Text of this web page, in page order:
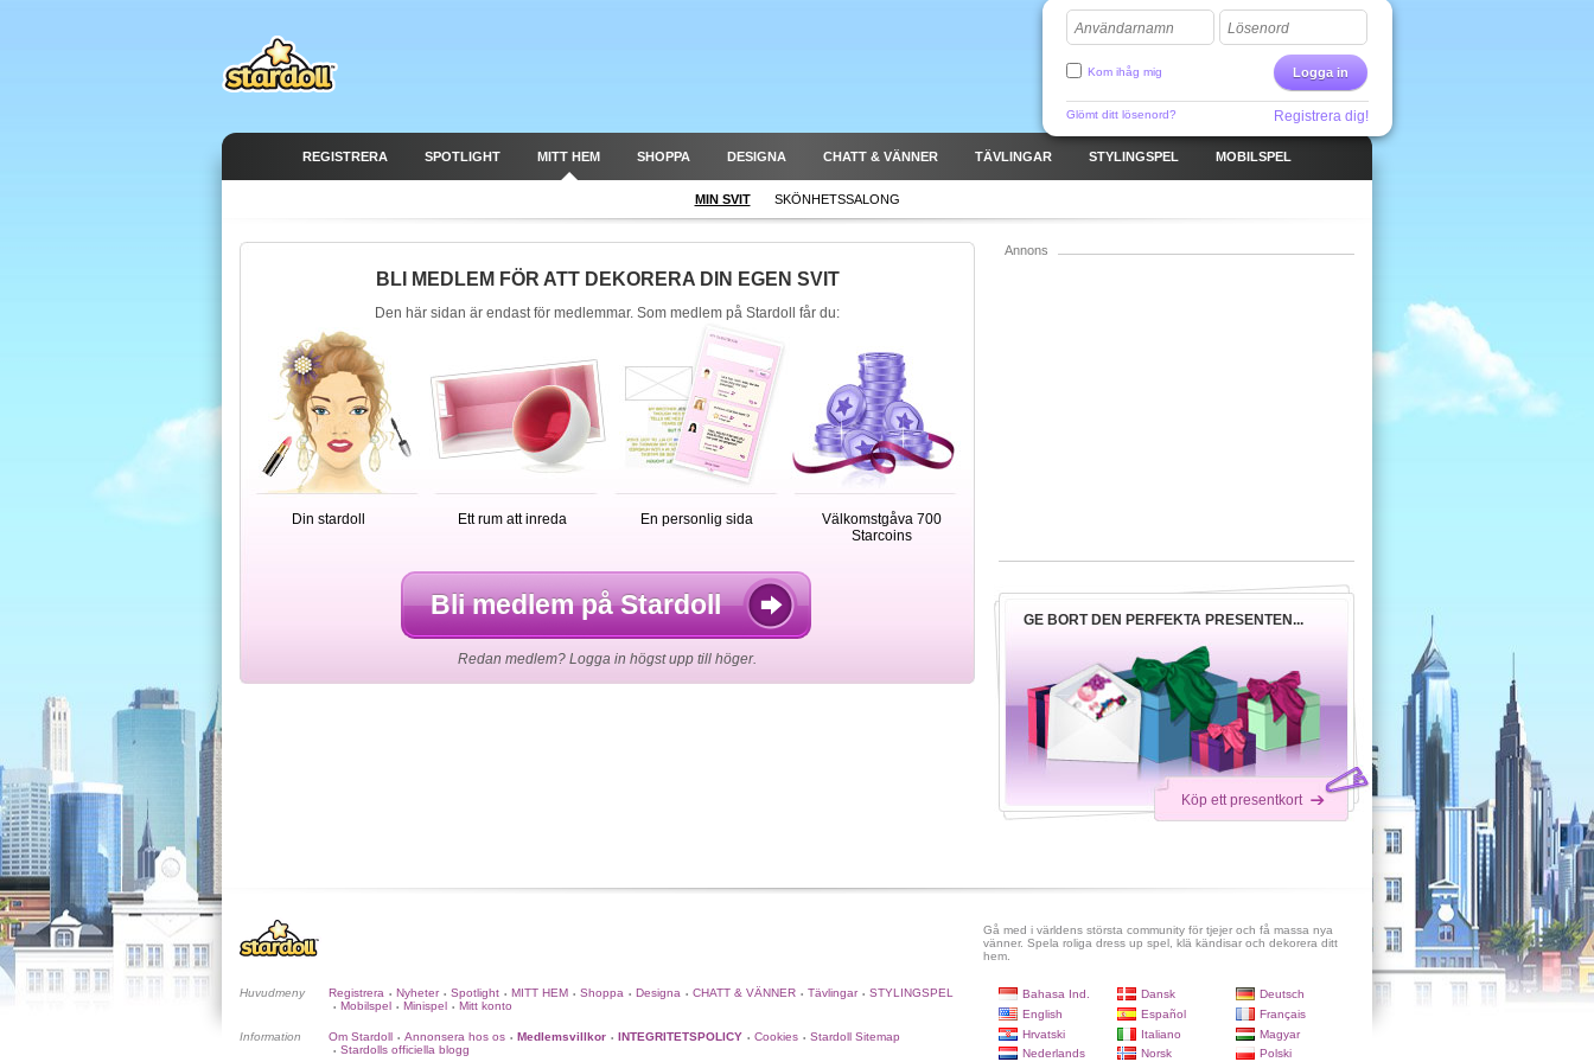
Användarnamn Lösenord
Logga in
Kom ihåg mig
Glömt ditt lösenord? Registrera dig!
REGISTRERA SPOTLIGHT MITT HEM SHOPPA DESIGNA CHATT & VÄNNER TÄVLINGAR STYLINGSPEL MOBILSPEL
MIN SVIT SKÖNHETSSALONG
BLI MEDLEM FÖR ATT DEKORERA DIN EGEN SVIT
Den här sidan är endast för medlemmar. Som medlem på Stardoll får du:
Din stardoll Ett rum att inreda En personlig sida
Välkomstgåva 700
Starcoins
Bli medlem på Stardoll
Redan medlem? Logga in högst upp till höger.
Annons
GE BORT DEN PERFEKTA PRESENTEN...
Köp ett presentkort
Gå med i världens största community för tjejer och få massa nya
vänner. Spela roliga dress up spel, klä kändisar och dekorera ditt
hem.
Huvudmeny Registrera • Nyheter • Spotlight • MITT HEM • Shoppa • Designa • CHATT & VÄNNER • Tävlingar • STYLINGSPEL
• Mobilspel • Minispel • Mitt konto
Information Om Stardoll • Annonsera hos os • Medlemsvillkor • INTEGRITETSPOLICY • Cookies • Stardoll Sitemap
• Stardolls officiella blogg
Bahasa Ind. Dansk
Deutsch
English
Español
Français
Hrvatski
Italiano
Magyar
Nederlands
Norsk Polski